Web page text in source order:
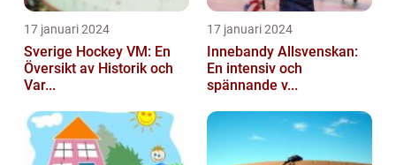
17 januari 2024
Sverige Hockey VM: En
Översikt av Historik och
Var...
17 januari 2024
Innebandy Allsvenskan:
En intensiv och
spännande v...